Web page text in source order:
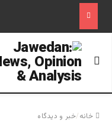
جستجو برای
خانه/خبر و دیدگاه